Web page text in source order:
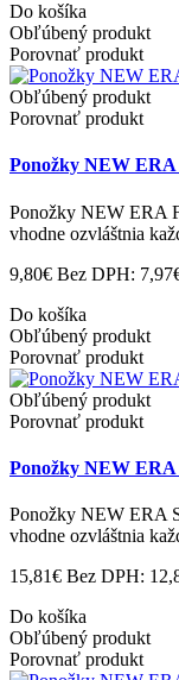
Do košíka
Obľúbený produkt
Porovnať produkt
Obľúbený produkt
Porovnať produkt
Ponožky NEW
Ponožky NEW ERA
vhodne ozvláštnia
9,80€ Bez DPH:
Do košíka
Obľúbený produkt
Porovnať produkt
Obľúbený produkt
Porovnať produkt
Ponožky NEW
Ponožky NEW ERA
vhodne ozvláštnia
15,81€ Bez DPH:
Do košíka
Obľúbený produkt
Porovnať produkt